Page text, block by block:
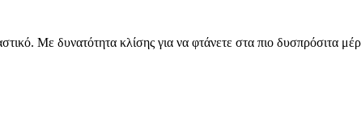
Με δυνατότητα κλίσης για να φτάνετε στα πιο δυσπρόσιτα